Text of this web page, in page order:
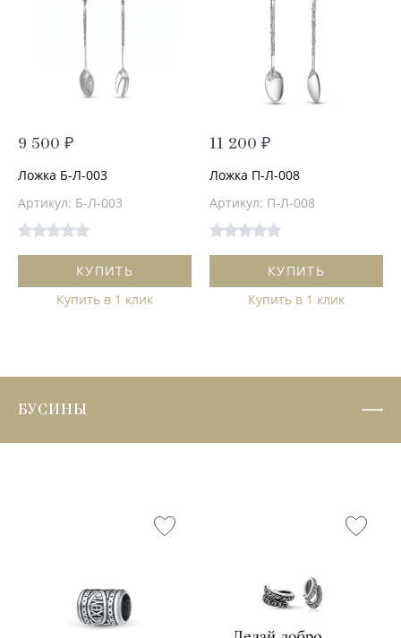
9 500 ₽
Ложка Б-Л-003
Артикул: Б-Л-003
КУПИТЬ
Купить в 1 клик
11 200 ₽
Ложка П-Л-008
Артикул: П-Л-008
КУПИТЬ
Купить в 1 клик
БУСИНЫ